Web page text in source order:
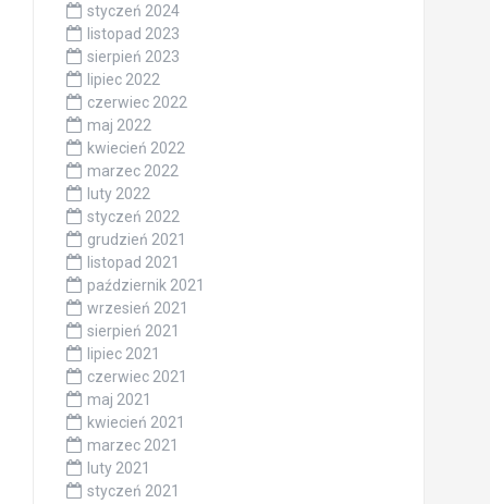
styczeń 2024
listopad 2023
sierpień 2023
lipiec 2022
czerwiec 2022
maj 2022
kwiecień 2022
marzec 2022
luty 2022
styczeń 2022
grudzień 2021
listopad 2021
październik 2021
wrzesień 2021
sierpień 2021
lipiec 2021
czerwiec 2021
maj 2021
kwiecień 2021
marzec 2021
luty 2021
styczeń 2021